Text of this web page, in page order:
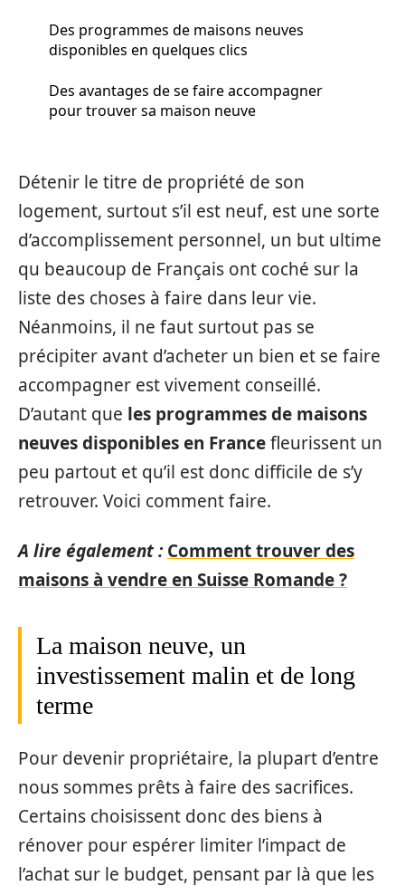
Des programmes de maisons neuves
disponibles en quelques clics
Des avantages de se faire accompagner
pour trouver sa maison neuve
Détenir le titre de propriété de son
logement, surtout s’il est neuf, est une sorte
d’accomplissement personnel, un but ultime
qu beaucoup de Français ont coché sur la
liste des choses à faire dans leur vie.
Néanmoins, il ne faut surtout pas se
précipiter avant d’acheter un bien et se faire
accompagner est vivement conseillé.
D’autant que les programmes de maisons
neuves disponibles en Francefleurissent un
peu partout et qu’il est donc difficile de s’y
retrouver. Voici comment faire.
A lire également : Comment trouver des
maisons à vendre en Suisse Romande ?
La maison neuve, un
investissement malin et de long
terme
Pour devenir propriétaire, la plupart d’entre
nous sommes prêts à faire des sacrifices.
Certains choisissent donc des biens à
rénover pour espérer limiter l’impact de
l’achat sur le budget, pensant par là que les